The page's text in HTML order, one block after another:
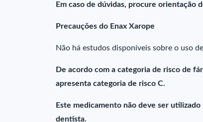
Em caso de dúvidas, procure orientação
Precauções do Enax Xarope
Não há estudos disponíveis sobre o uso
De acordo com a categoria de risco de
apresenta categoria de risco C.
Este medicamento não deve ser
dentista.